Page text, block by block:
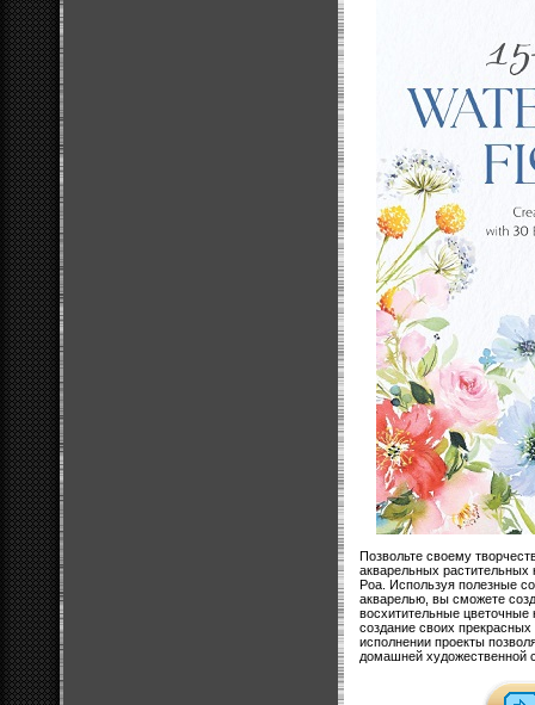
Позвольте своему
акварельных растительных
Poa. Используя полезные
акварелью, вы сможете
восхитительные цветочные
создание своих
исполнении проекты
домашней художественной